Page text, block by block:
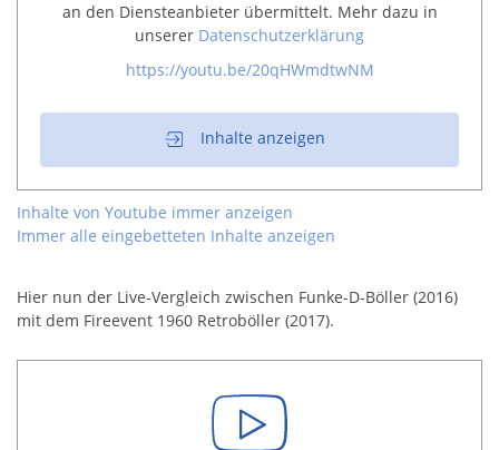
an den Diensteanbieter übermittelt. Mehr dazu in
unserer Datenschutzerklärung
https://youtu.be/20qHWmdtwNM
Inhalte anzeigen
Inhalte von Youtube immer anzeigen
Immer alle eingebetteten Inhalte anzeigen
Hier nun der Live-Vergleich zwischen Funke-D-Böller (2016)
mit dem Fireevent 1960 Retroböller (2017).